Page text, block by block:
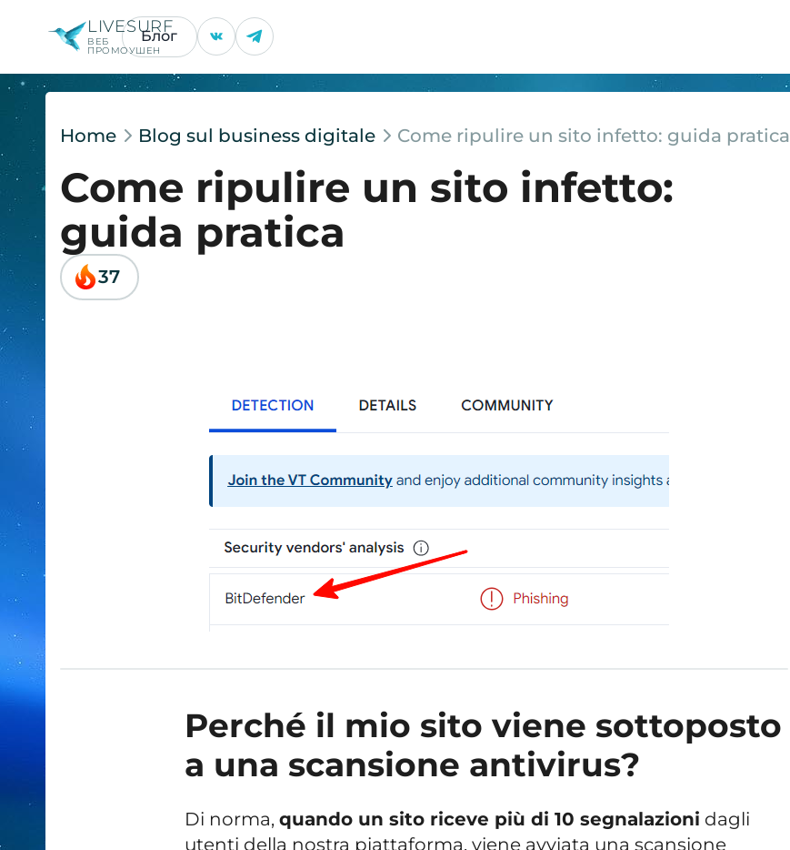
LIVESURF
ВЕБ
ПРОМОУШЕН
Блог
Home Blog sul business digitale Come ripulire un sito infetto: guida pratica
Come ripulire un sito infetto:
guida pratica
37
Perché il mio sito viene sottoposto
a una scansione antivirus?
Di norma,quando un sito riceve più di 10 segnalazioni dagli
utenti della nostra piattaforma, viene avviata una scansione